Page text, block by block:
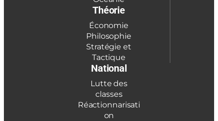
Théorie
Économie
Philosophie
Stratégie et
Tactique
National
Lutte des
classes
Réactionnarisati
on